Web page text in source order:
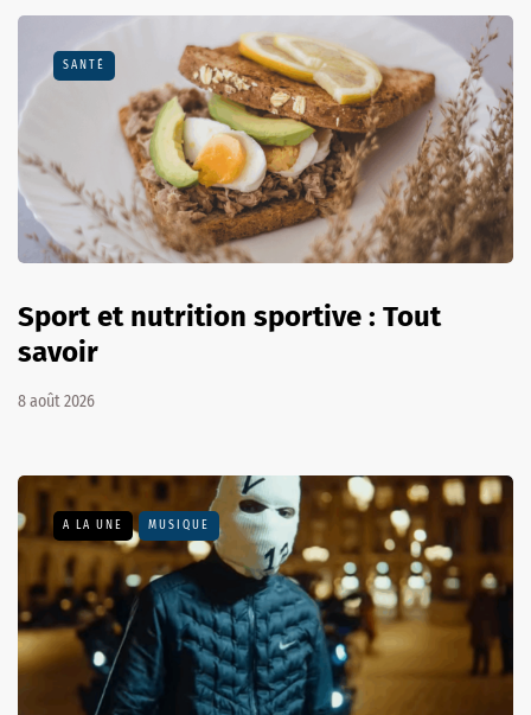
SANTÉ
Sport et nutrition sportive : Tout
savoir
8 août 2026
A LA UNE MUSIQUE